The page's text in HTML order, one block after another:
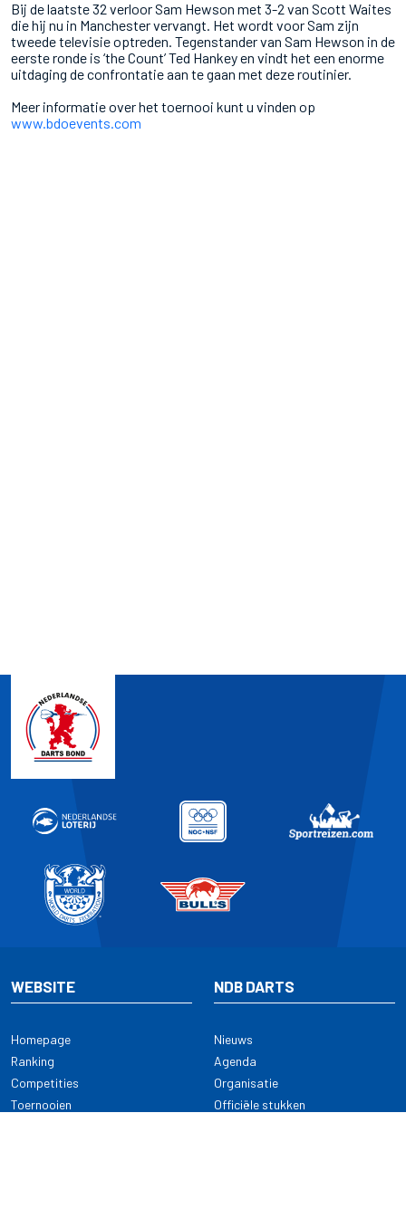
Bij de laatste 32 verloor Sam Hewson met 3-2 van Scott Waites
die hij nu in Manchester vervangt. Het wordt voor Sam zijn
tweede televisie optreden. Tegenstander van Sam Hewson in de
eerste ronde is ‘the Count’ Ted Hankey en vindt het een enorme
uitdaging de confrontatie aan te gaan met deze routinier.
Meer informatie over het toernooi kunt u vinden op
www.bdoevents.com
WEBSITE
Homepage
Ranking
Competities
Toernooien
NDB DARTS
Nieuws
Agenda
Organisatie
Officiële stukken